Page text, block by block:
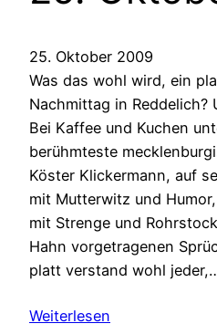
25. Oktober 2009
Was das wohl wird, ein
Nachmittag in Reddelich?
Bei Kaffee und Kuchen
berühmteste
Köster Klickermann, auf
mit Mutterwitz und
mit Strenge und
Hahn vorgetragenen
platt verstand wohl
Weiterlesen